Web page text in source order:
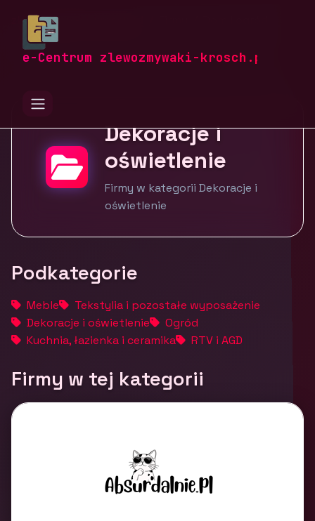
e-Centrum zlewozmywaki-krosch.pl
zlewozmywaki-krosch.pl
Dekoracje i oświetlenie
Dekoracje i
oświetlenie
Firmy w kategorii Dekoracje i
oświetlenie
Podkategorie
Meble
Tekstylia i pozostałe wyposażenie
Dekoracje i oświetlenie
Ogród
Kuchnia, łazienka i ceramika
RTV i AGD
Firmy w tej kategorii